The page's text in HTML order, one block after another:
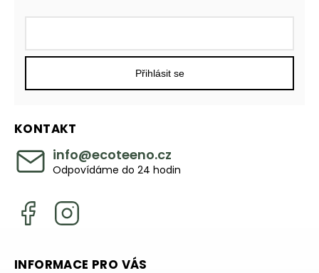
KONTAKT
info@ecoteeno.cz
Odpovídáme do 24 hodin
Přihlásit se
INFORMACE PRO VÁS